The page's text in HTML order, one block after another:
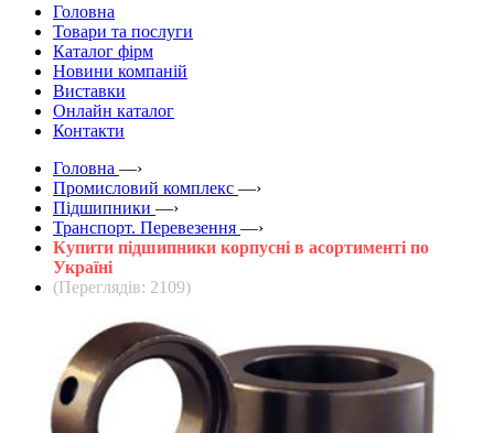
Головна
Товари та послуги
Каталог фірм
Новини компаній
Виставки
Онлайн каталог
Контакти
Головна —›
Промисловий комплекс —›
Підшипники —›
Транспорт. Перевезення —›
Купити підшипники корпусні в асортименті по
Україні
(Переглядів: 2109)